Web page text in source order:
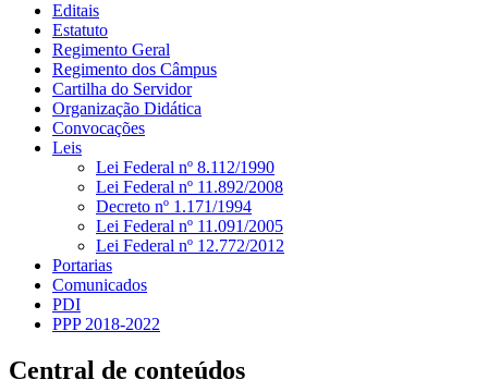
Editais
Estatuto
Regimento Geral
Regimento dos Câmpus
Cartilha do Servidor
Organização Didática
Convocações
Leis
Lei Federal nº 8.112/1990
Lei Federal nº 11.892/2008
Decreto nº 1.171/1994
Lei Federal nº 11.091/2005
Lei Federal nº 12.772/2012
Portarias
Comunicados
PDI
PPP 2018-2022
Central de conteúdos